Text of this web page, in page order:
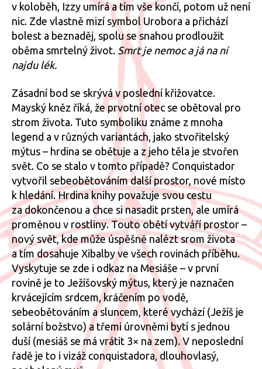
v koloběh, Izzy umírá a tím vše končí, potom už není
nic. Zde vlastně mizí symbol Urobora a přichází
bolest a beznaděj, spolu se snahou prodloužit
oběma smrtelný život. Smrt je nemoc a já na ní
najdu lék.
Zásadní bod se skrývá v poslední křižovatce.
Mayský kněz říká, že prvotní otec se obětoval pro
strom života. Tuto symboliku známe z mnoha
legend a v různých variantách, jako stvořitelský
mýtus – hrdina se obětuje a z jeho těla je stvořen
svět. Co se stalo v tomto případě? Conquistador
vytvořil sebeobětováním další prostor, nové místo
k hledání. Hrdina knihy považuje svou cestu
za dokončenou a chce si nasadit prsten, ale umírá
proměnou v rostliny. Touto obětí vytváří prostor –
nový svět, kde může úspěšně nalézt srom života
a tím dosahuje Xibalby ve všech rovinách příběhu.
Vyskytuje se zde i odkaz na Mesiáše – v první
rovině je to Ježíšovský mýtus, který je naznačen
krvácejícím srdcem, kráčením po vodě,
sebeobětováním a sluncem, které vychází (Ježíš je
solární božstvo) a třemi úrovněmi bytí s jednou
duší (mesiáš se má vrátit 3× na zem). V neposlední
řadě je to i vizáž conquistadora, dlouhovlasý,